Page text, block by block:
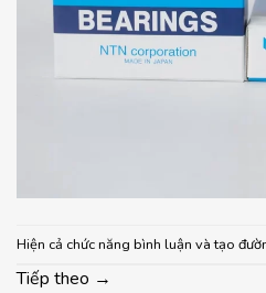
Hiện cả chức năng bình luận và tạo
Tiếp theo →